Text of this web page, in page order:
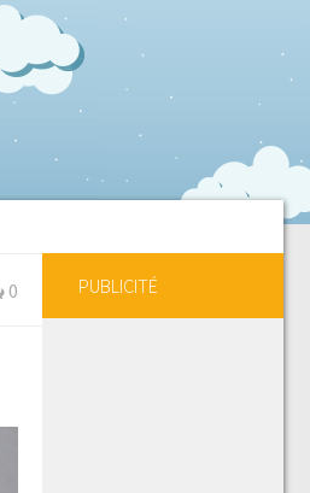
0 PUBLICITÉ